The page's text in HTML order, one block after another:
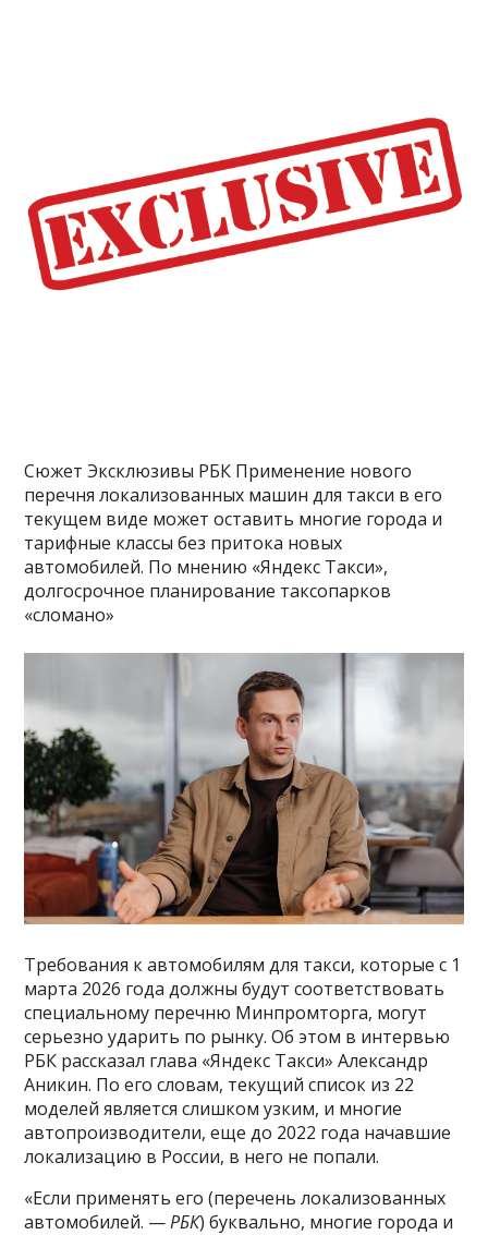
Сюжет Эксклюзивы РБК Применение нового
перечня локализованных машин для такси в его
текущем виде может оставить многие города и
тарифные классы без притока новых
автомобилей. По мнению «Яндекс Такси»,
долгосрочное планирование таксопарков
«сломано»
Требования к автомобилям для такси, которые с 1
марта 2026 года должны будут соответствовать
специальному перечню Минпромторга, могут
серьезно ударить по рынку. Об этом в интервью
РБК рассказал глава «Яндекс Такси» Александр
Аникин. По его словам, текущий список из 22
моделей является слишком узким, и многие
автопроизводители, еще до 2022 года начавшие
локализацию в России, в него не попали.
«Если применять его (перечень локализованных
автомобилей. —РБК) буквально, многие города и